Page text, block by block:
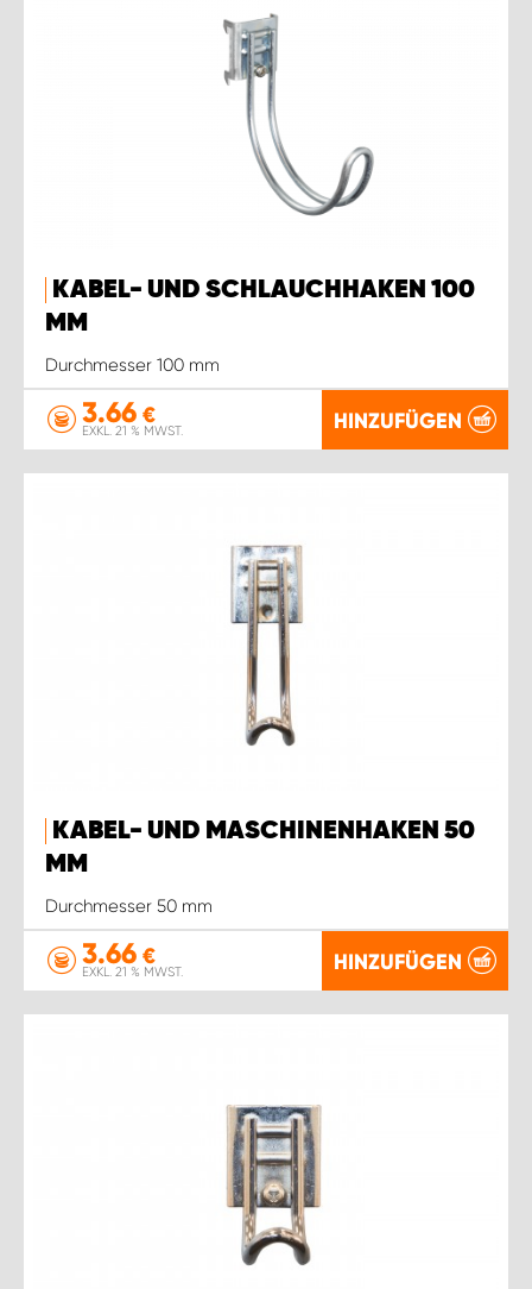
KABEL- UND SCHLAUCHHAKEN 100
MM
Durchmesser 100 mm
3.66 €
EXKL. 21 % MWST. HINZUFÜGEN
KABEL- UND MASCHINENHAKEN 50
MM
Durchmesser 50 mm
3.66 €
EXKL. 21 % MWST. HINZUFÜGEN